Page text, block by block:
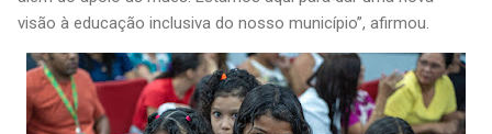
visão à educação inclusiva do nosso município”, afirmou.